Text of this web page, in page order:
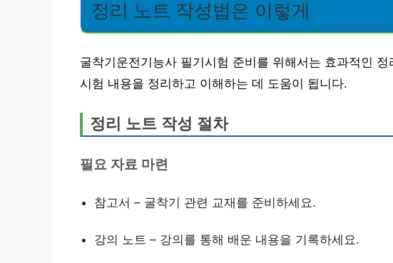
정리 노트 작성법은 이렇게
굴착기운전기능사 필기시험 준비를 위해서는 효과적인
시험 내용을 정리하고 이해하는 데 도움이 됩니다.
정리 노트 작성 절차
필요 자료 마련
참고서 – 굴착기 관련 교재를 준비하세요.
강의 노트 – 강의를 통해 배운 내용을 기록하세요.